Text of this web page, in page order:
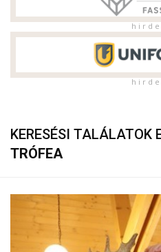
h i r d e
h i r d
KERESÉSI TALÁLATOK
TRÓFEA